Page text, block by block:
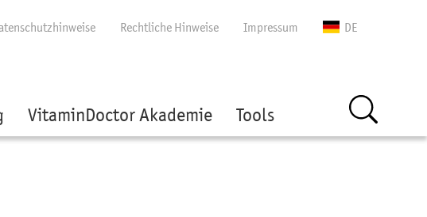
Rechtliche Hinweise Impressum DE
VitaminDoctor Akademie Tools